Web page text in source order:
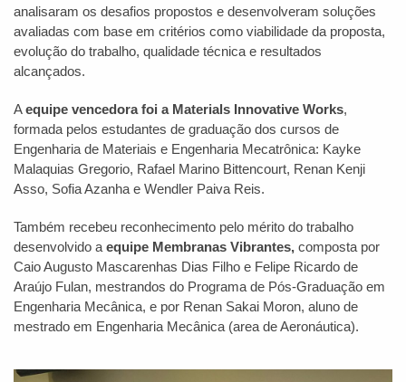
analisaram os desafios propostos e desenvolveram soluções
avaliadas com base em critérios como viabilidade da proposta,
evolução do trabalho, qualidade técnica e resultados
alcançados.
Aequipe vencedora foi a Materials Innovative Works,
formada pelos estudantes de graduação dos cursos de
Engenharia de Materiais e Engenharia Mecatrônica: Kayke
Malaquias Gregorio, Rafael Marino Bittencourt, Renan Kenji
Asso, Sofia Azanha e Wendler Paiva Reis.
Também recebeu reconhecimento pelo mérito do trabalho
desenvolvido a equipe Membranas Vibrantes, composta por
Caio Augusto Mascarenhas Dias Filho e Felipe Ricardo de
Araújo Fulan, mestrandos do Programa de Pós-Graduação em
Engenharia Mecânica, e por Renan Sakai Moron, aluno de
mestrado em Engenharia Mecânica (area de Aeronáutica).